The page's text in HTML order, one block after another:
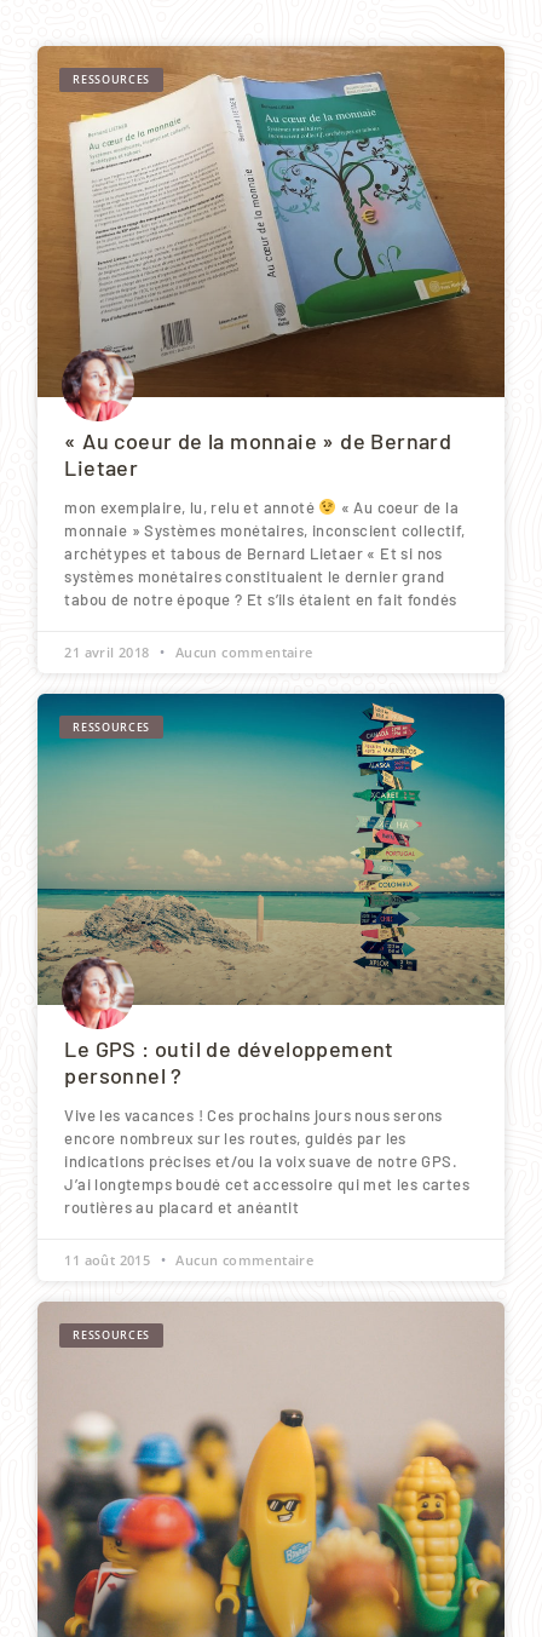
RESSOURCES
« Au coeur de la monnaie » de Bernard
Lietaer
mon exemplaire, lu, relu et annoté
« Au coeur de la
monnaie » Systèmes monétaires, inconscient collectif,
archétypes et tabous de Bernard Lietaer « Et si nos
systèmes monétaires constituaient le dernier grand
tabou de notre époque ? Et s’ils étaient en fait fondés
21 avril 2018 Aucun commentaire
RESSOURCES
Le GPS : outil de développement
personnel ?
Vive les vacances ! Ces prochains jours nous serons
encore nombreux sur les routes, guidés par les
indications précises et/ou la voix suave de notre GPS.
J’ai longtemps boudé cet accessoire qui met les cartes
routières au placard et anéantit
11 août 2015 Aucun commentaire
RESSOURCES